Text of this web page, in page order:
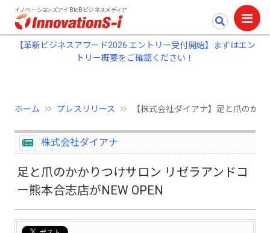
イノベーションズアイ BtoBビジネスメディア
【革新ビジネスアワード2026 エントリー受付開始】まずはエン
トリー概要をご確認ください！
ホーム プレスリリース 【株式会社ダイアナ】足と爪のか
株式会社ダイアナ
足と爪のかかりつけサロン リゼラアンドコ
ー熊本合志店がNEW OPEN